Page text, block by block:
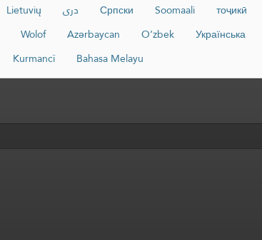
Lietuvių دری Српски Soomaali тоҷикӣ
Wolof Azərbaycan O‘zbek Українська
Kurmancî Bahasa Melayu